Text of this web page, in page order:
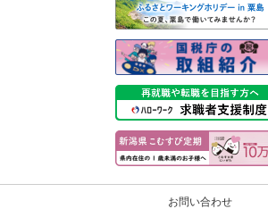
お問い合わせ